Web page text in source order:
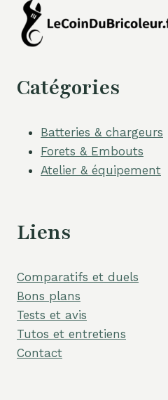
Catégories
Batteries & chargeurs
Forets & Embouts
Atelier & équipement
Liens
Comparatifs et duels
Bons plans
Tests et avis
Tutos et entretiens
Contact